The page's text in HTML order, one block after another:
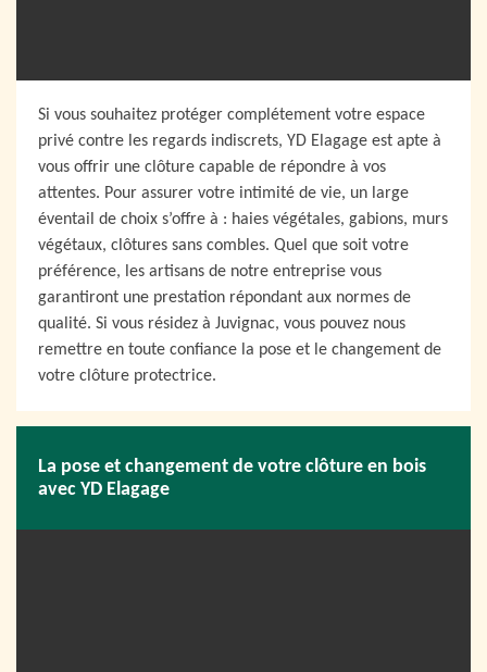
Si vous souhaitez protéger complétement votre espace
privé contre les regards indiscrets, YD Elagage est apte à
vous offrir une clôture capable de répondre à vos
attentes. Pour assurer votre intimité de vie, un large
éventail de choix s’offre à : haies végétales, gabions, murs
végétaux, clôtures sans combles. Quel que soit votre
préférence, les artisans de notre entreprise vous
garantiront une prestation répondant aux normes de
qualité. Si vous résidez à Juvignac, vous pouvez nous
remettre en toute confiance la pose et le changement de
votre clôture protectrice.
La pose et changement de votre clôture en bois
avec YD Elagage